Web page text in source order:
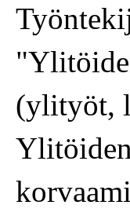
(ylityöt,